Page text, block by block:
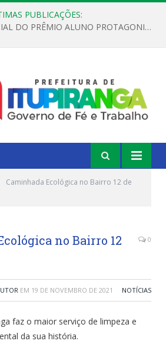
PUBLICAÇÕES:
REGULAMENTO OFICIAL DO PRÊMIO ALUNO PROTAGONISTA – EDIÇÃO 2026
Caminhada Ecológica no Bairro 12 de
no Bairro 12
0
EM 19 DE NOVEMBRO DE 2021 NOTÍCIAS
faz o maior serviço de limpeza e
da sua história.